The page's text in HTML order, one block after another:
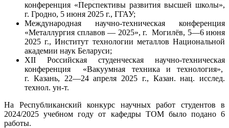
конференция «Перспективы развития высшей школы»,
г. Гродно, 5 июня 2025 г., ГГАУ;
Международная научно-техническая конференция
«Металлургия сплавов — 2025», г. Могилёв, 5—6 июня
2025 г., Институт технологии металлов Национальной
академии наук Беларуси;
XII Российская студенческая научно-техническая
конференция «Вакуумная техника и технология»,
г. Казань, 22—24 апреля 2025 г., Казан. нац. исслед.
технол. ун-т.
На Республиканский конкурс научных работ студентов в
2024/2025 учебном году от кафедры ТОМ было подано 6
работы.